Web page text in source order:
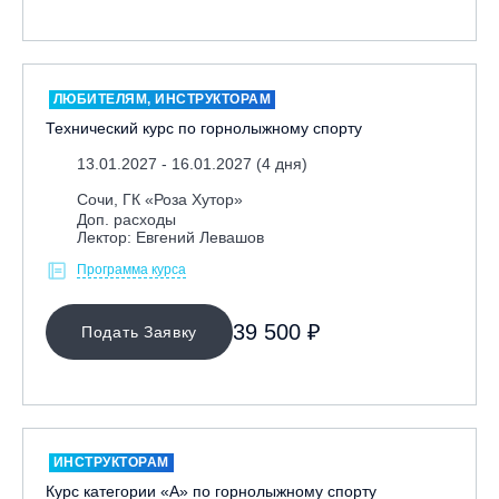
ОЧИСТИТЬ ФИЛЬТР
ЛЮБИТЕЛЯМ, ИНСТРУКТОРАМ
Технический курс по горнолыжному спорту
13.01.2027 - 16.01.2027 (4 дня)
Сочи, ГК «Роза Хутор»
Доп. расходы
Лектор: Евгений Левашов
Программа курса
Подать Заявку 39 500 ₽
ИНСТРУКТОРАМ
Курс категории «А» по горнолыжному спорту